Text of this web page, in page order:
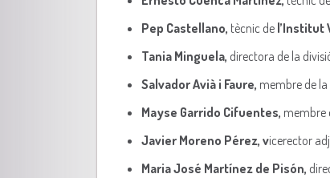
Pep Castellano, tècnic de l’Institut
Tania Minguela, directora de la
Salvador Avià i Faure, membre de la
Mayse Garrido Cifuentes, membre
Javier Moreno Pérez, vicerector
Maria José Martínez de Pisón,